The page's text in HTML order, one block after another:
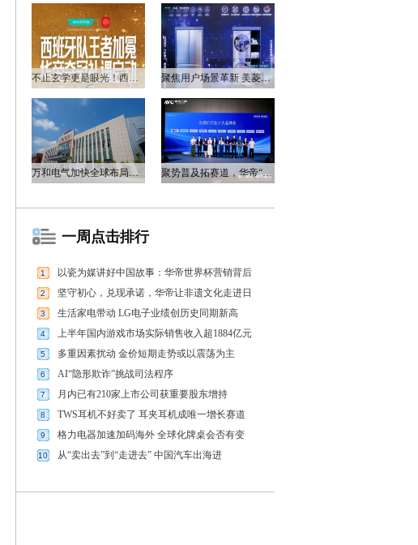
不止玄学更是眼光！西班牙队夺冠，华帝火速官宣启动兑奖福利 聚焦用户场景革新 美菱产品创新打造差异化居家体验
万和电气加快全球布局，海外营收占比升至四成 聚势普及拓赛道，华帝“亮剑”洗碗机峰会，破局存量换新
一周点击排行
1 以瓷为媒讲好中国故事：华帝世界杯营销背后
2 坚守初心，兑现承诺，华帝让非遗文化走进日
3 生活家电带动 LG电子业绩创历史同期新高
4 上半年国内游戏市场实际销售收入超1884亿元
5 多重因素扰动 金价短期走势或以震荡为主
6 AI“隐形欺诈”挑战司法程序
7 月内已有210家上市公司获重要股东增持
8 TWS耳机不好卖了 耳夹耳机成唯一增长赛道
9 格力电器加速加码海外 全球化牌桌会否有变
10 从“卖出去”到“走进去” 中国汽车出海进